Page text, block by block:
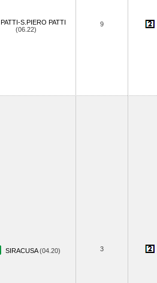
PATTI-S.PIERO PATTI
(06.22)
9
SIRACUSA(04.20) 3